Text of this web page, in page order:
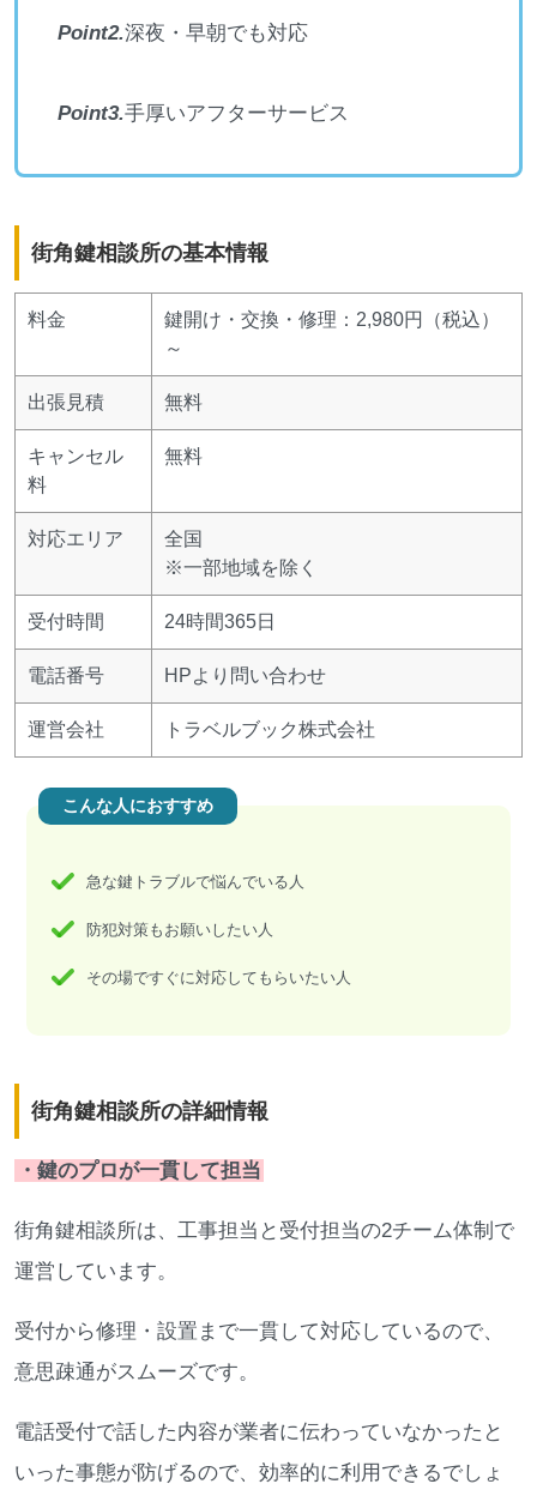
Point2.深夜・早朝でも対応
Point3.手厚いアフターサービス
街角鍵相談所の基本情報
料金
鍵開け・交換・修理：2,980円（税込）
～
出張見積 無料
キャンセル
料
無料
対応エリア
全国
※一部地域を除く
受付時間 24時間365日
電話番号 HPより問い合わせ
運営会社 トラベルブック株式会社
こんな人におすすめ
急な鍵トラブルで悩んでいる人
防犯対策もお願いしたい人
その場ですぐに対応してもらいたい人
街角鍵相談所の詳細情報
・鍵のプロが一貫して担当
街角鍵相談所は、工事担当と受付担当の2チーム体制で
運営しています。
受付から修理・設置まで一貫して対応しているので、
意思疎通がスムーズです。
電話受付で話した内容が業者に伝わっていなかったと
いった事態が防げるので、効率的に利用できるでしょ